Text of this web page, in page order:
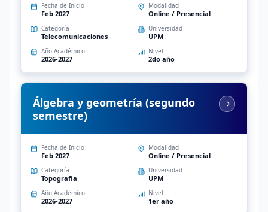
Fecha de Inicio
Feb 2027
Modalidad
Online / Presencial
Categoría
Telecomunicaciones
Universidad
UPM
Año Académico
2026-2027
Nivel
2do año
Álgebra y geometría (segundo
semestre)
Fecha de Inicio
Feb 2027
Modalidad
Online / Presencial
Categoría
Topografia
Universidad
UPM
Año Académico
2026-2027
Nivel
1er año